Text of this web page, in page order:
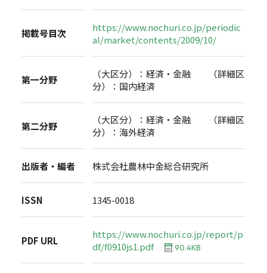
掲載号目次
https://www.nochuri.co.jp/periodic
al/market/contents/2009/10/
第一分野
（大区分）：経済・金融 （詳細区
分）：国内経済
第二分野
（大区分）：経済・金融 （詳細区
分）：海外経済
出版者・編者 株式会社農林中金総合研究所
ISSN 1345-0018
PDF URL
https://www.nochuri.co.jp/report/p
df/f0910js1.pdf
90.4KB